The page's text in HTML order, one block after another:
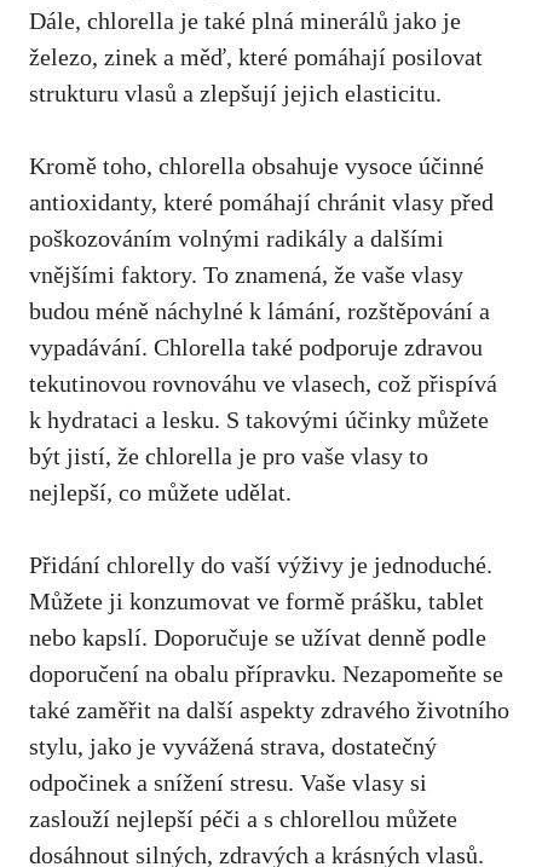
Dále, chlorella je také plná minerálů jako je
železo, zinek a měď, které pomáhají posilovat
strukturu vlasů a zlepšují jejich elasticitu.
Kromě toho, chlorella obsahuje vysoce účinné
antioxidanty, které pomáhají chránit vlasy před
poškozováním volnými radikály a dalšími
vnějšími faktory. To znamená, že vaše vlasy
budou méně náchylné k lámání, rozštěpování a
vypadávání. Chlorella také podporuje zdravou
tekutinovou rovnováhu ve vlasech, což přispívá
k hydrataci a lesku. S takovými účinky můžete
být jistí, že chlorella je pro vaše vlasy to
nejlepší, co můžete udělat.
Přidání chlorelly do vaší výživy je jednoduché.
Můžete ji konzumovat ve formě prášku, tablet
nebo kapslí. Doporučuje se užívat denně podle
doporučení na obalu přípravku. Nezapomeňte se
také zaměřit na další aspekty zdravého životního
stylu, jako je vyvážená strava, dostatečný
odpočinek a snížení stresu. Vaše vlasy si
zaslouží nejlepší péči a s chlorellou můžete
dosáhnout silných, zdravých a krásných vlasů.